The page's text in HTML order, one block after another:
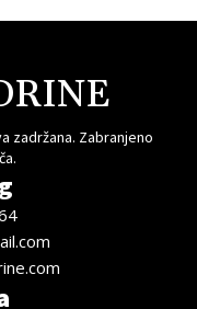
zadržana. Zabranjeno